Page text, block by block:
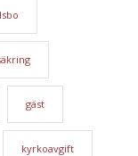
gäst
kyrkoavgift